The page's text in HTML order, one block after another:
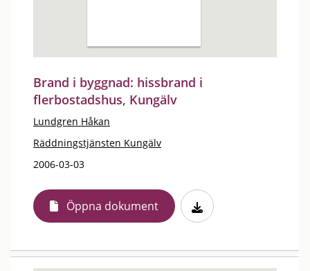
Brand i byggnad: hissbrand i
flerbostadshus, Kungälv
Lundgren Håkan
Räddningstjänsten Kungälv
2006-03-03
Öppna dokument